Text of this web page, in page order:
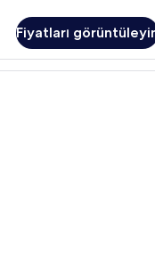
Fiyatları
Kaliteli yatak takımı, kuştüyü